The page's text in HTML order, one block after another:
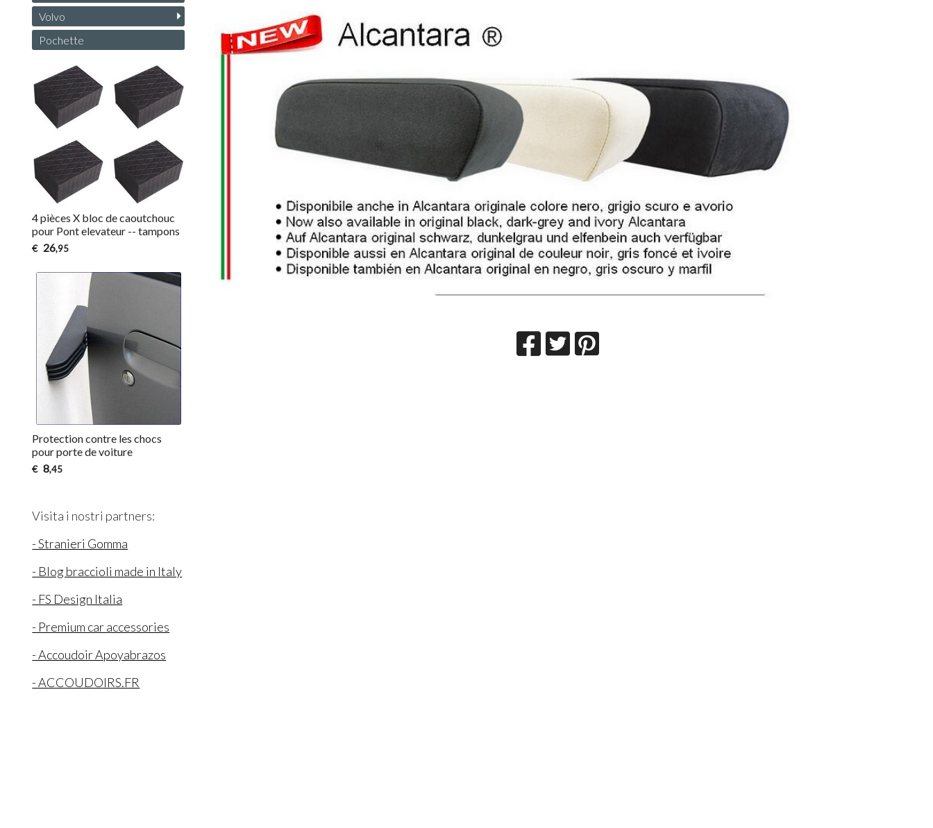
Volvo
Pochette
4 pièces X bloc de caoutchouc
pour Pont elevateur -- tampons
€ 26,95
Protection contre les chocs
pour porte de voiture
€ 8,45
Visita i nostri partners:
- Stranieri Gomma
- Blog braccioli made in Italy
- FS Design Italia
- Premium car accessories
- Accoudoir Apoyabrazos
- ACCOUDOIRS.FR